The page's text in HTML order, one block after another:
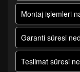
Montaj işlemleri
Garanti süresi
Teslimat süresi